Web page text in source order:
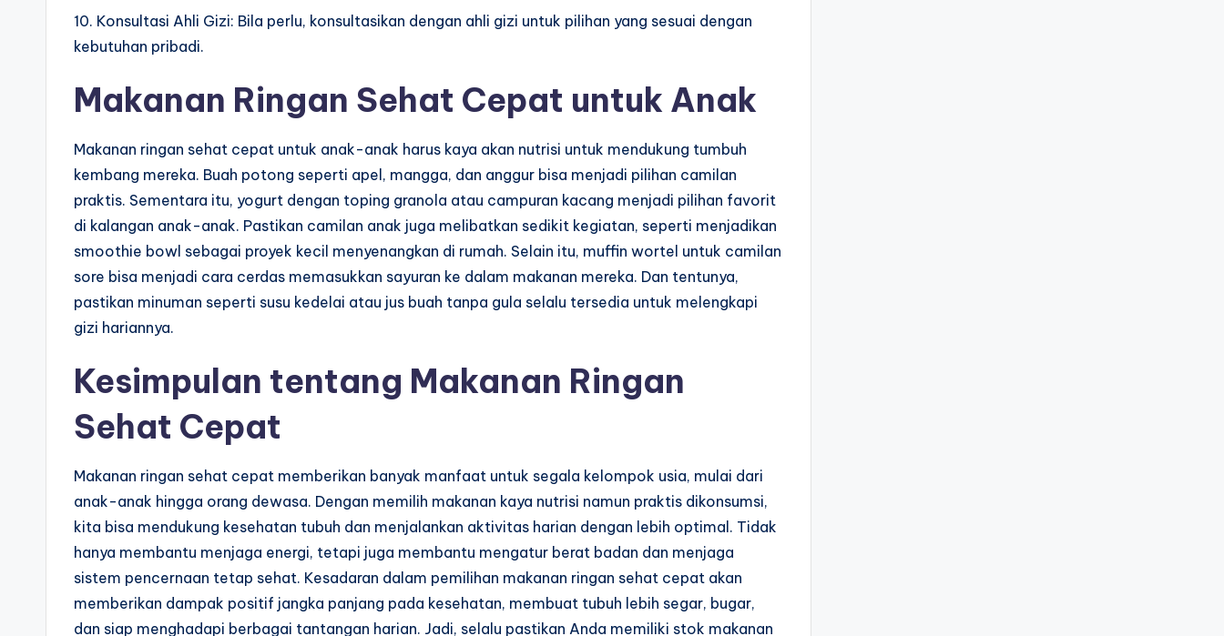
10. Konsultasi Ahli Gizi: Bila perlu, konsultasikan dengan ahli gizi untuk pilihan yang sesuai dengan
kebutuhan pribadi.
Makanan Ringan Sehat Cepat untuk Anak
Makanan ringan sehat cepat untuk anak-anak harus kaya akan nutrisi untuk mendukung tumbuh
kembang mereka. Buah potong seperti apel, mangga, dan anggur bisa menjadi pilihan camilan
praktis. Sementara itu, yogurt dengan toping granola atau campuran kacang menjadi pilihan favorit
di kalangan anak-anak. Pastikan camilan anak juga melibatkan sedikit kegiatan, seperti menjadikan
smoothie bowl sebagai proyek kecil menyenangkan di rumah. Selain itu, muffin wortel untuk camilan
sore bisa menjadi cara cerdas memasukkan sayuran ke dalam makanan mereka. Dan tentunya,
pastikan minuman seperti susu kedelai atau jus buah tanpa gula selalu tersedia untuk melengkapi
gizi hariannya.
Kesimpulan tentang Makanan Ringan
Sehat Cepat
Makanan ringan sehat cepat memberikan banyak manfaat untuk segala kelompok usia, mulai dari
anak-anak hingga orang dewasa. Dengan memilih makanan kaya nutrisi namun praktis dikonsumsi,
kita bisa mendukung kesehatan tubuh dan menjalankan aktivitas harian dengan lebih optimal. Tidak
hanya membantu menjaga energi, tetapi juga membantu mengatur berat badan dan menjaga
sistem pencernaan tetap sehat. Kesadaran dalam pemilihan makanan ringan sehat cepat akan
memberikan dampak positif jangka panjang pada kesehatan, membuat tubuh lebih segar, bugar,
dan siap menghadapi berbagai tantangan harian. Jadi, selalu pastikan Anda memiliki stok makanan